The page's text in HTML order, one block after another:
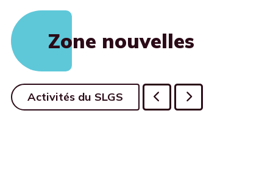
Zone nouvelles
Activités du SLGS